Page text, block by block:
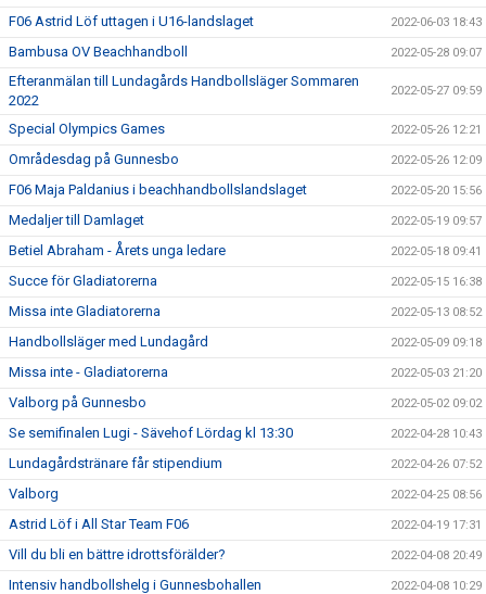
F06 Astrid Löf uttagen i U16-landslaget 2022-06-03 18:43
Bambusa OV Beachhandboll 2022-05-28 09:07
Efteranmälan till Lundagårds Handbollsläger Sommaren
2022
2022-05-27 09:59
Special Olympics Games 2022-05-26 12:21
Områdesdag på Gunnesbo 2022-05-26 12:09
F06 Maja Paldanius i beachhandbollslandslaget 2022-05-20 15:56
Medaljer till Damlaget 2022-05-19 09:57
Betiel Abraham - Årets unga ledare 2022-05-18 09:41
Succe för Gladiatorerna 2022-05-15 16:38
Missa inte Gladiatorerna 2022-05-13 08:52
Handbollsläger med Lundagård 2022-05-09 09:18
Missa inte - Gladiatorerna 2022-05-03 21:20
Valborg på Gunnesbo 2022-05-02 09:02
Se semifinalen Lugi - Sävehof Lördag kl 13:30 2022-04-28 10:43
Lundagårdstränare får stipendium 2022-04-26 07:52
Valborg 2022-04-25 08:56
Astrid Löf i All Star Team F06 2022-04-19 17:31
Vill du bli en bättre idrottsförälder? 2022-04-08 20:49
Intensiv handbollshelg i Gunnesbohallen 2022-04-08 10:29